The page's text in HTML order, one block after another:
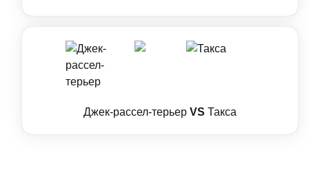
Джек-рассел-терьер VS Такса